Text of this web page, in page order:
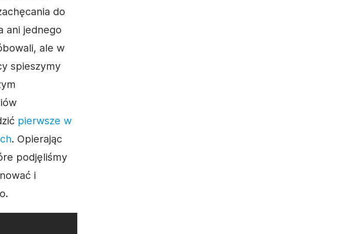
do
ani jednego
ale w
spieszymy
pierwsze w
. Opierając
podjęliśmy
i
.